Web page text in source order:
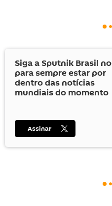
Siga a Sputnik Brasil no
para sempre estar por
dentro das notícias
mundiais do momento
Assinar